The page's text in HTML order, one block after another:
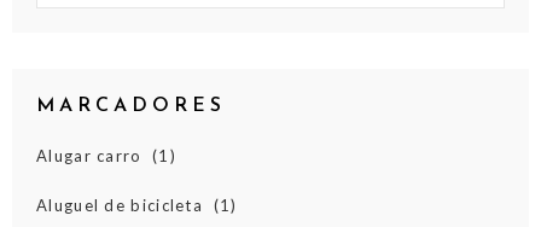
MARCADORES
Alugar carro (1)
Aluguel de bicicleta (1)